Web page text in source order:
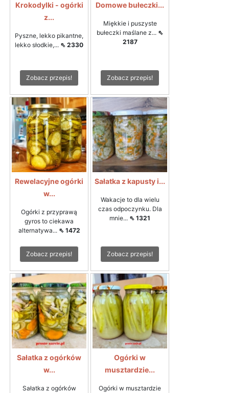
Krokodylki - ogórki
z...
Pyszne, lekko pikantne,
lekko słodkie,... ⇖ 2330
Zobacz przepis!
Domowe bułeczki...
Miękkie i puszyste
bułeczki maślane z... ⇖
2187
Zobacz przepis!
Rewelacyjne ogórki
w...
Ogórki z przyprawą
gyros to ciekawa
alternatywa... ⇖ 1472
Zobacz przepis!
Sałatka z kapusty i...
Wakacje to dla wielu
czas odpoczynku. Dla
mnie... ⇖ 1321
Zobacz przepis!
Sałatka z ogórków
w...
Sałatka z ogórków
Ogórki w
musztardzie...
Ogórki w musztardzie